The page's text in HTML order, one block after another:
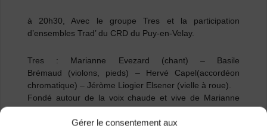
Gérer le consentement aux
à 20h30, Avec le groupeTres et la participation
d’ensembles Trad’ du CRD du Puy-en-Velay.
Tres : Marianne Evezard (chant) – Basile
Brémaud (violons, pieds) – Hervé Capel(accordéon
chromatique) – Jéròme Liogier Elsener (vielle à roue).
Fondé autour de la voix chaude et vive de Marianne
Evezard, le groupe TRES choisit d’explorer l’énergie
des chants et de la musique à danser des contreforts